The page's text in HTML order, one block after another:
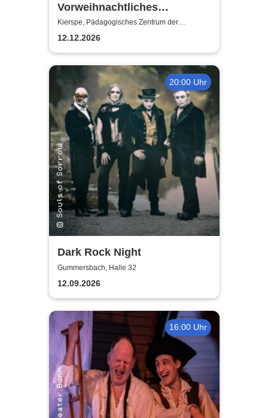
Vorweihnachtliches
„Rudelsingen“ -
Pädagogisches Zentrum der
Gesamtschule Kierspe
Kierspe, Pädagogisches Zentrum der
Gesamtschule Kierspe
12.12.2026
20:00 Uhr
Dark Rock Night
Gummersbach, Halle 32
12.09.2026
16:00 Uhr